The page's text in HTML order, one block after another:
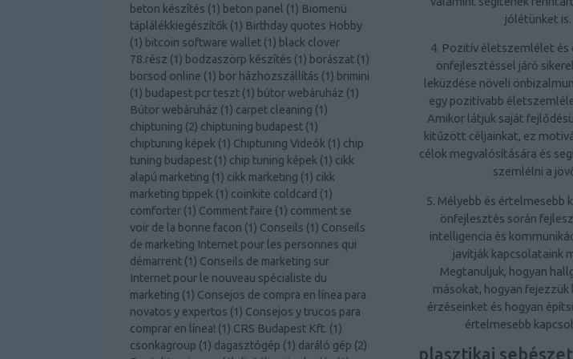
beton készítés (1) beton panel (1) Biomenü
táplálékkiegészítők (1) Birthday quotes Hobby
(1) bitcoin software wallet (1) black clover
78.rész (1) bodzaszörp készítés (1) borászat (1)
borsod online (1) bor házhozszállítás (1) brimini
(1) budapest pcr teszt (1) bútor webáruház (1)
Bútor webáruház (1) carpet cleaning (1)
chiptuning (2) chiptuning budapest (1)
chiptuning képek (1) Chiptuning Videók (1) chip
tuning budapest (1) chip tuning képek (1) cikk
alapú marketing (1) cikk marketing (1) cikk
marketing tippek (1) coinkite coldcard (1)
comforter (1) Comment faire (1) comment se
voir de la bonne facon (1) Conseils (1) Conseils
de marketing Internet pour les personnes qui
démarrent (1) Conseils de marketing sur
Internet pour le nouveau spécialiste du
marketing (1) Consejos de compra en línea para
novatos y expertos (1) Consejos y trucos para
comprar en línea! (1) CRS Budapest Kft. (1)
csonkagroup (1) dagasztógép (1) daráló gép (2)
jólétünket is.
4. Pozitív életszemlélet és
önfejlesztéssel járó
leküzdése növeli
egy pozitívabb
Amikor látjuk saját
kitűzött céljainkat, ez
célok megvalósítására és
szemlélni a
5. Mélyebb és értelmesebb
önfejlesztés során
intelligencia és
javítják kapcsolataink
Megtanuljuk, hogyan
másokat, hogyan fejezzük
érzéseinket és hogyan
értelmesebb
plasztikai sebészet